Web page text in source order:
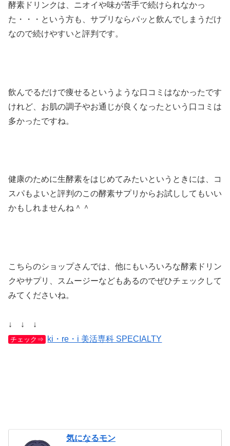
酵素ドリンクは、ニオイや味が苦手で続けられなかっ
た・・・という方も、サプリならパッと飲んでしまうだけ
なので続けやすいと評判です。
飲んでるだけで痩せるというような口コミはなかったです
けれど、お肌の調子やお通じが良くなったという口コミは
多かったですね。
健康のために生酵素をはじめてみたいというときには、コ
スパもよいと評判のこの酵素サプリからお試ししてもいい
かもしれませんね＾＾
こちらのショップさんでは、他にもいろいろな酵素ドリン
クやサプリ、スムージーなどもあるのでぜひチェックして
みてくださいね。
↓ ↓ ↓
チェック⇒ ki・re・i 美活専科 SPECIALTY
気になるモン